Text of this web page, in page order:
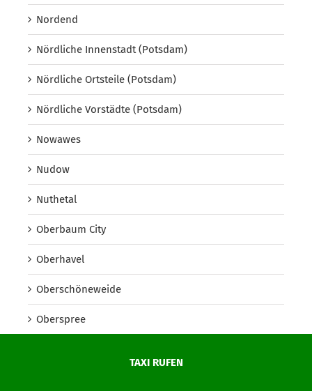
TAXI RUFEN
Nordend
Nördliche Innenstadt (Potsdam)
Nördliche Ortsteile (Potsdam)
Nördliche Vorstädte (Potsdam)
Nowawes
Nudow
Nuthetal
Oberbaum City
Oberhavel
Oberschöneweide
Oberspree